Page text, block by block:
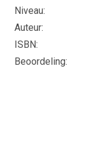
Niveau
Auteur
ISBN
Beoordeling